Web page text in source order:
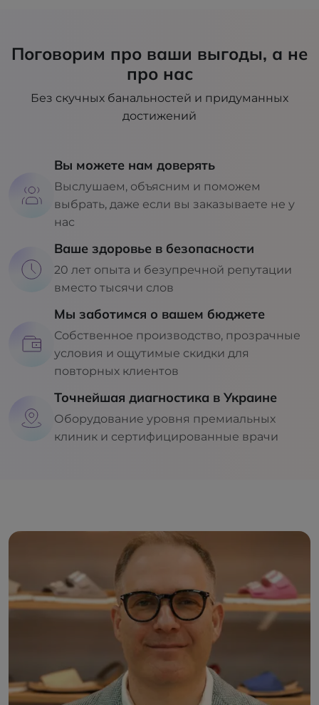
Поговорим про ваши выгоды, а не
про нас
Без скучных банальностей и придуманных
достижений
Вы можете нам доверять
Выслушаем, объясним и поможем
выбрать, даже если вы заказываете не у
нас
Ваше здоровье в безопасности
20 лет опыта и безупречной репутации
вместо тысячи слов
Мы заботимся о вашем бюджете
Собственное производство, прозрачные
условия и ощутимые скидки для
повторных клиентов
Точнейшая диагностика в Украине
Оборудование уровня премиальных
клиник и сертифицированные врачи